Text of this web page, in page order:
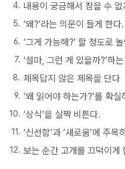
내용이 궁금해서 참을 수 없
‘왜?’라는 의문이 들게 한다.
‘그게 가능해?’ 할 정도로
‘설마, 그런 게 있을까?’하
제목답지 않은 제목을 단다
‘왜 읽어야 하는가?’를 확
‘상식’을 살짝 비튼다.
‘신선함’과 ‘새로움’에 주목
보는 순간 고개를 끄덕이게